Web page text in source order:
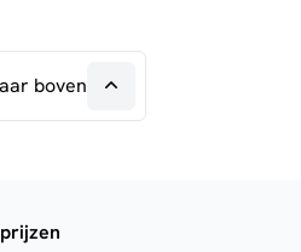
boven